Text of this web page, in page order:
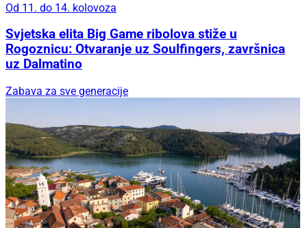
Od 11. do 14. kolovoza
Svjetska elita Big Game ribolova stiže u
Rogoznicu: Otvaranje uz Soulfingers, završnica
uz Dalmatino
Zabava za sve generacije